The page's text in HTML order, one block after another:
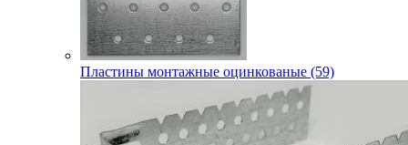
Пластины монтажные оцинкованые (59)